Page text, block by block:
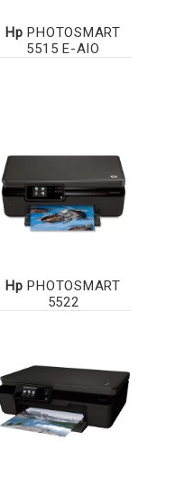
Hp PHOTOSMART
5515 E-AIO
Hp PHOTOSMART
5522